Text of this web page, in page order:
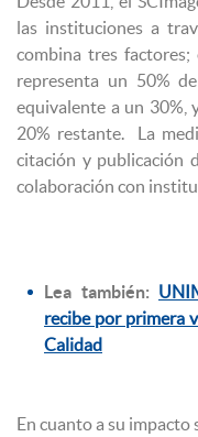
las instituciones a
combina tres factores;
representa un 50%
equivalente a un 30%,
20% restante. La
citación y publicación
colaboración con
Lea también:
recibe por primera
Calidad
En cuanto a su